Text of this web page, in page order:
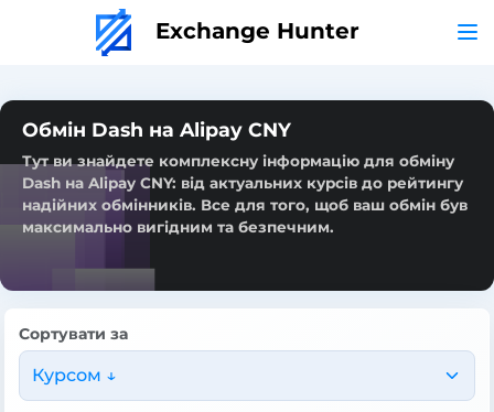
Exchange Hunter
Обмін Dash на Alipay CNY
Тут ви знайдете комплексну інформацію для обміну
Dash на Alipay CNY: від актуальних курсів до рейтингу
надійних обмінників. Все для того, щоб ваш обмін був
максимально вигідним та безпечним.
Сортувати за
Курсом ↓